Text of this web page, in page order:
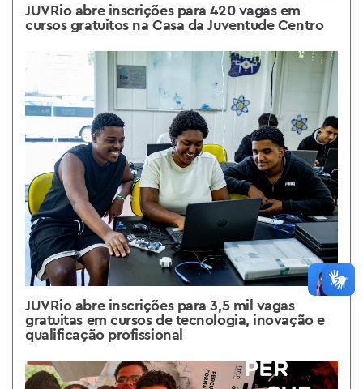
JUVRio abre inscrições para 420 vagas em
cursos gratuitos na Casa da Juventude Centro
JUVRio abre inscrições para 3,5 mil vagas
gratuitas em cursos de tecnologia, inovação e
qualificação profissional